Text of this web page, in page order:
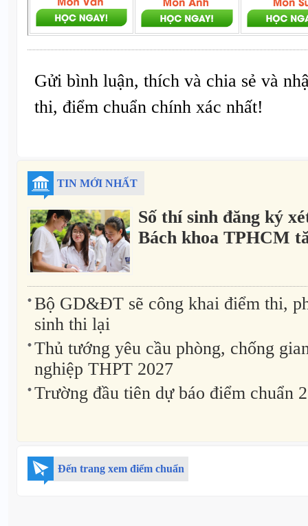
Gửi bình luận, thích và chia sẻ và
thi, điểm chuẩn chính xác nhất!
TIN MỚI NHẤT
Số thí sinh đăng ký
Bách khoa TPHCM
Bộ GD&ĐT sẽ công khai điểm thi,
sinh thi lại
Thủ tướng yêu cầu phòng, chống
nghiệp THPT 2027
Trường đầu tiên dự báo điểm chuẩn
Đến trang xem điểm chuẩn